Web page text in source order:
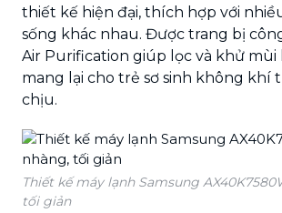
thiết kế hiện đại, thích hợp với
sống khác nhau. Được trang bị
Air Purification giúp lọc và khử mùi
mang lại cho trẻ sơ sinh không khí
chịu.
Thiết kế máy lạnh Samsung
tối giản